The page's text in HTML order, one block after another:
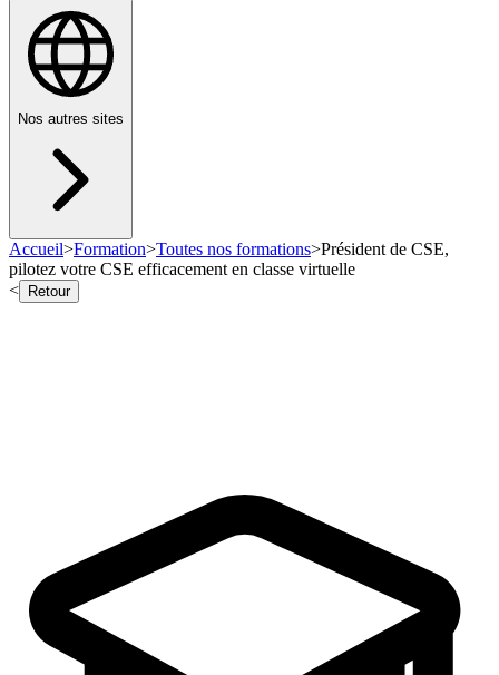
Nos autres sites
Accueil>Formation>Toutes nos formations>Président de CSE,
pilotez votre CSE efficacement en classe virtuelle
<
Retour